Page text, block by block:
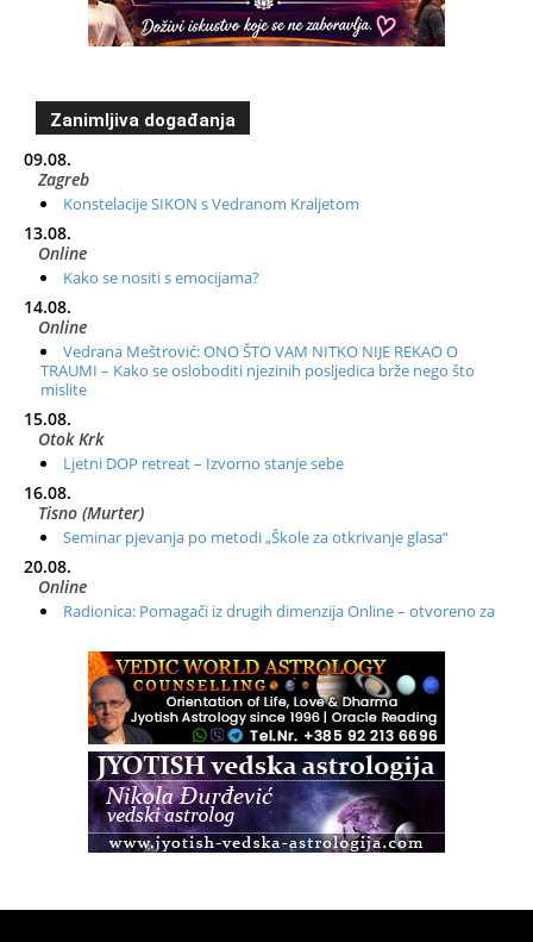
Zanimljiva događanja
09.08.
Zagreb
Konstelacije SIKON s Vedranom Kraljetom
13.08.
Online
Kako se nositi s emocijama?
14.08.
Online
Vedrana Meštrović: ONO ŠTO VAM NITKO NIJE REKAO O
TRAUMI – Kako se osloboditi njezinih posljedica brže nego što
mislite
15.08.
Otok Krk
Ljetni DOP retreat – Izvorno stanje sebe
16.08.
Tisno (Murter)
Seminar pjevanja po metodi „Škole za otkrivanje glasa“
20.08.
Online
Radionica: Pomagači iz drugih dimenzija Online – otvoreno za
Zagreb+Online
Osnovni ThetaHealing® tečaj, Zagreb i Online
Access BARS®, otpusti stres
Access Energetski Facelift®